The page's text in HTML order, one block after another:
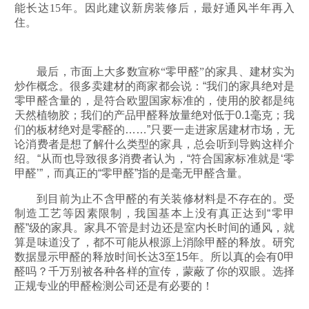
能长达15年。因此建议新房装修后，最好通风半年再入
住。
最后，市面上大多数宣称“零甲醛”的家具、建材实为
炒作概念。很多卖建材的商家都会说：“我们的家具绝对是
零甲醛含量的，是符合欧盟国家标准的，使用的胶都是纯
天然植物胶；我们的产品甲醛释放量绝对低于0.1毫克；我
们的板材绝对是零醛的……”只要一走进家居建材市场，无
论消费者是想了解什么类型的家具，总会听到导购这样介
绍。“从而也导致很多消费者认为，“符合国家标准就是‘零
甲醛’”，而真正的“零甲醛”指的是毫无甲醛含量。
到目前为止不含甲醛的有关装修材料是不存在的。受
制造工艺等因素限制，我国基本上没有真正达到“零甲
醛”级的家具。 家具不管是封边还是室内长时间的通风，就
算是味道没了，都不可能从根源上消除甲醛的释放。研究
数据显示甲醛的释放时间长达3至15年。所以真的会有0甲
醛吗？千万别被各种各样的宣传，蒙蔽了你的双眼。选择
正规专业的甲醛检测公司还是有必要的！